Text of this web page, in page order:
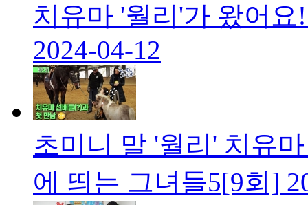
치유마 '월리'가 왔어
2024-04-12
초미니 말 '월리' 치유
에 띄는 그녀들5[9회]